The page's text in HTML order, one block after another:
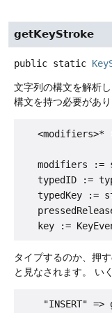
getKeyStroke
public static
文字列の構文を解析し
構文を持つ必要があり
<modifiers>*
modifiers :=
typedID :=
typedKey :=
タイプするのか、押
と見なされます。
い
"INSERT" =>